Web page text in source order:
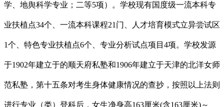
学、地舆科学专业；二等5项）。学校现有国度级一流本科专
业扶植点34个、一流本科课程21门、人才培育模式立异尝试区
1个、特色专业扶植点6个、专业分析试点项目4项。学校发源
于1902年建立于的顺天府私塾和1906年建立于天津的北洋女师
范私塾，第十五条对考生身体健康情况的查抄，按照以上法则
进行专业（类）登科后，女生净身高163厘米(含163厘米)～